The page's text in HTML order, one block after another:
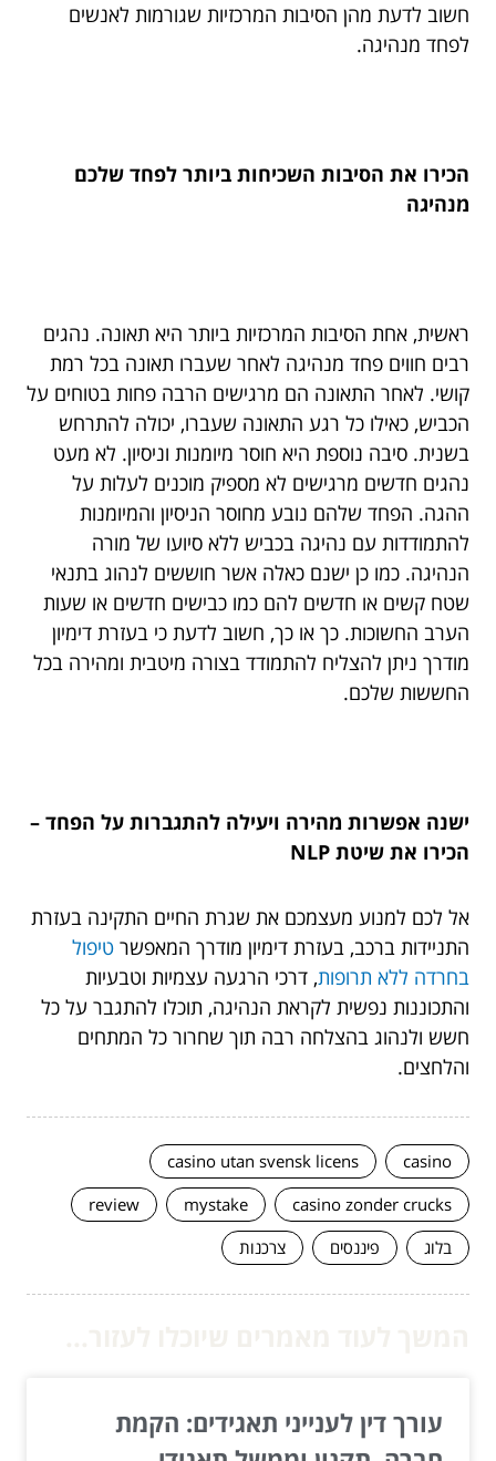
חשוב לדעת מהן הסיבות המרכזיות שגורמות לאנשים
לפחד מנהיגה.
הכירו את הסיבות השכיחות ביותר לפחד שלכם
מנהיגה
ראשית, אחת הסיבות המרכזיות ביותר היא תאונה. נהגים
רבים חווים פחד מנהיגה לאחר שעברו תאונה בכל רמת
קושי. לאחר התאונה הם מרגישים הרבה פחות בטוחים על
הכביש, כאילו כל רגע התאונה שעברו, יכולה להתרחש
בשנית. סיבה נוספת היא חוסר מיומנות וניסיון. לא מעט
נהגים חדשים מרגישים לא מספיק מוכנים לעלות על
ההגה. הפחד שלהם נובע מחוסר הניסיון והמיומנות
להתמודדות עם נהיגה בכביש ללא סיועו של מורה
הנהיגה. כמו כן ישנם כאלה אשר חוששים לנהוג בתנאי
שטח קשים או חדשים להם כמו כבישים חדשים או שעות
הערב החשוכות. כך או כך, חשוב לדעת כי בעזרת דימיון
מודרך ניתן להצליח להתמודד בצורה מיטבית ומהירה בכל
החששות שלכם.
ישנה אפשרות מהירה ויעילה להתגברות על הפחד –
הכירו את שיטת NLP
אל לכם למנוע מעצמכם את שגרת החיים התקינה בעזרת
התניידות ברכב, בעזרת דימיון מודרך המאפשר טיפול
בחרדה ללא תרופות, דרכי הרגעה עצמיות וטבעיות
והתכוננות נפשית לקראת הנהיגה, תוכלו להתגבר על כל
חשש ולנהוג בהצלחה רבה תוך שחרור כל המתחים
והלחצים.
casino
casino utan svensk licens
casino zonder crucks
mystake
review
בלוג
פיננסים צרכנות
עורך דין לענייני תאגידים: הקמת